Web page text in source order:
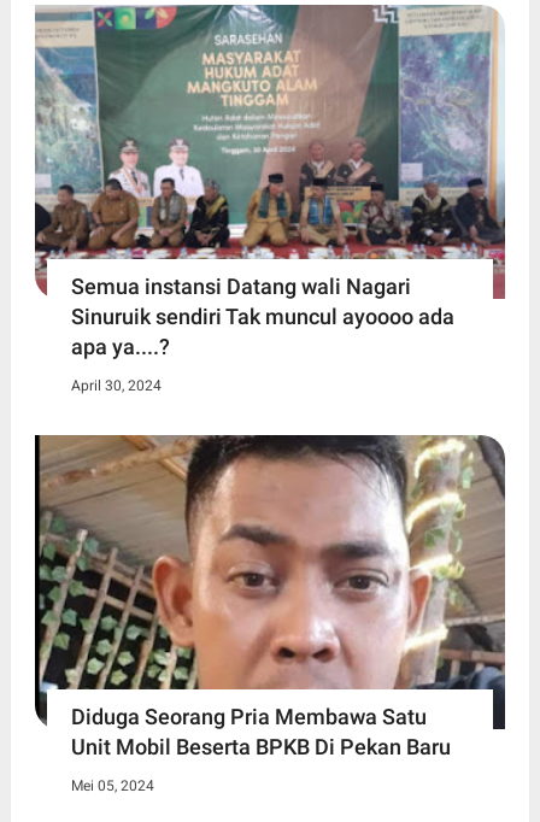
Semua instansi Datang wali Nagari
Sinuruik sendiri Tak muncul ayoooo ada
apa ya....?
April 30, 2024
Diduga Seorang Pria Membawa Satu
Unit Mobil Beserta BPKB Di Pekan Baru
Mei 05, 2024